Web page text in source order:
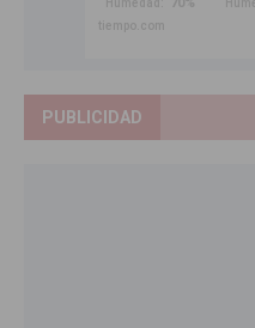
PUBLICIDAD